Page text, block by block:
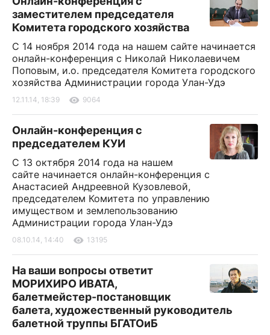
заместителем председателя
Комитета городского хозяйства
С 14 ноября 2014 года на нашем сайте начинается
онлайн-конференция с Николай Николаевичем
Поповым, и.о. председателя Комитета городского
хозяйства Администрации города Улан-Удэ
12.11.14, 18:39 9064
Онлайн-конференция с
председателем КУИ
С 13 октября 2014 года на нашем
сайте начинается онлайн-конференция с
Анастасией Андреевной Кузовлевой,
председателем Комитета по управлению
имуществом и землепользованию
Администрации города Улан-Удэ
08.10.14, 14:40 13195
На ваши вопросы ответит
МОРИХИРО ИВАТА,
балетмейстер-постановщик
балета, художественный руководитель
балетной труппы БГАТОиБ